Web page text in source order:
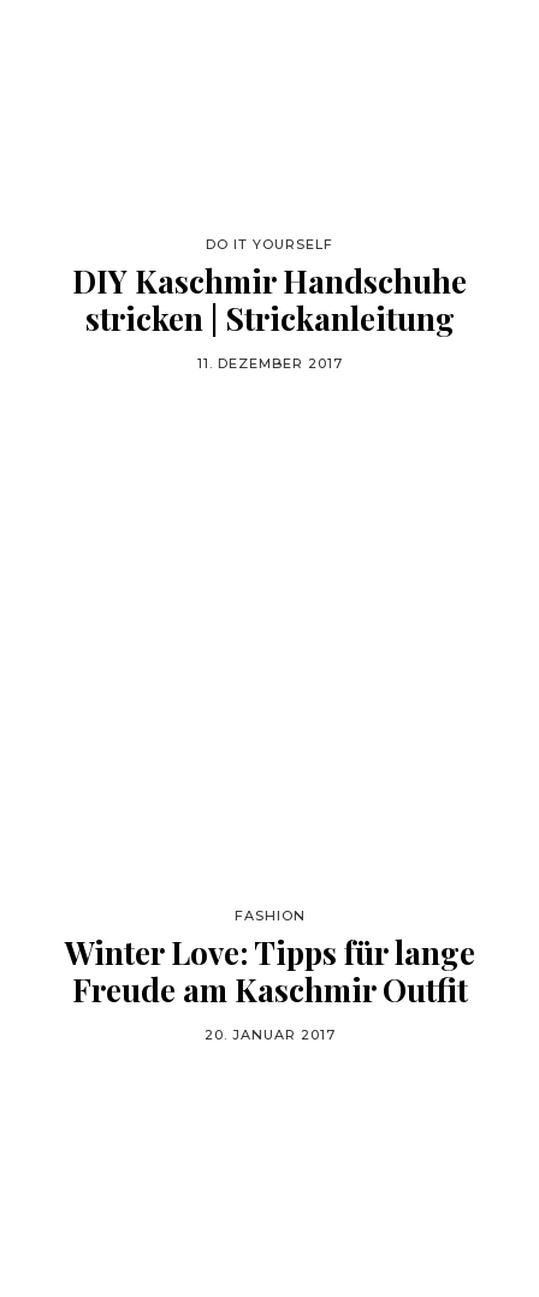
DO IT YOURSELF
DIY Kaschmir Handschuhe
stricken | Strickanleitung
11. DEZEMBER 2017
FASHION
Winter Love: Tipps für lange
Freude am Kaschmir Outfit
20. JANUAR 2017